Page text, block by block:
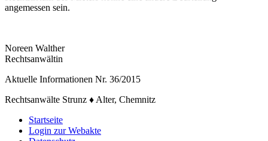
angemessen sein.
Noreen Walther
Rechtsanwältin
Aktuelle Informationen Nr. 36/2015
Rechtsanwälte Strunz ♦ Alter, Chemnitz
Startseite
Login zur Webakte